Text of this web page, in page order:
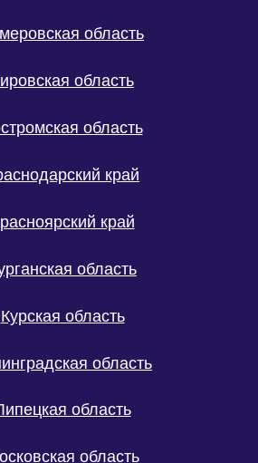
область
область
область
край
край
область
Курская область
область
область
область